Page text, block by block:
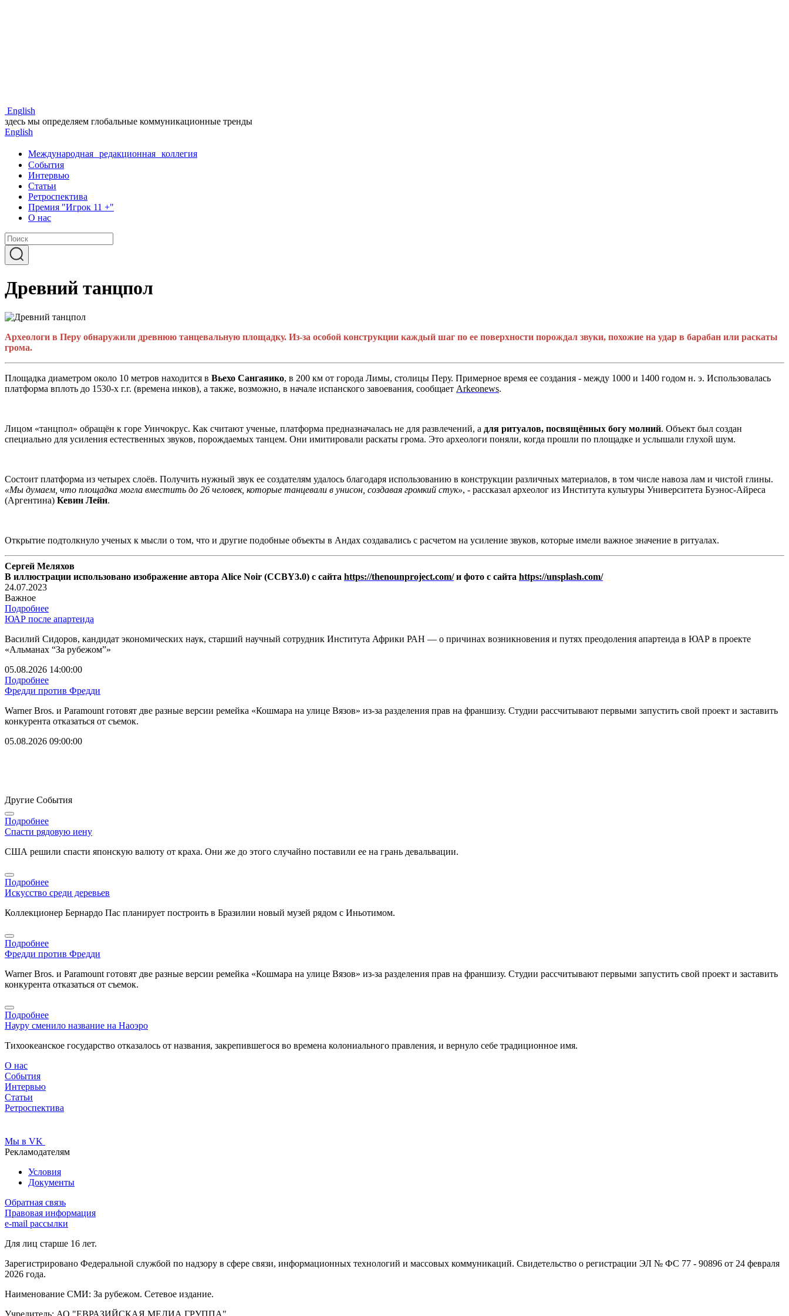
English
здесь мы определяем глобальные коммуникационные тренды
English
Международная редакционная коллегия
События
Интервью
Статьи
Ретроспектива
Премия "Игрок 11 +"
О нас
Древний танцпол
Археологи в Перу обнаружили древнюю танцевальную площадку. Из-за особой конструкции каждый шаг по ее поверхности порождал звуки, похожие на удар в барабан или раскаты
грома.
Площадка диаметром около 10 метров находится в Вьехо Сангаяико, в 200 км от города Лимы, столицы Перу. Примерное время ее создания - между 1000 и 1400 годом н. э. Использовалась
платформа вплоть до 1530-х г.г. (времена инков), а также, возможно, в начале испанского завоевания, сообщает Arkeonews.
Лицом «танцпол» обращён к горе Уинчокрус. Как считают ученые, платформа предназначалась не для развлечений, а для ритуалов, посвящённых богу молний. Объект был создан
специально для усиления естественных звуков, порождаемых танцем. Они имитировали раскаты грома. Это археологи поняли, когда прошли по площадке и услышали глухой шум.
Состоит платформа из четырех слоёв. Получить нужный звук ее создателям удалось благодаря использованию в конструкции различных материалов, в том числе навоза лам и чистой глины.
«Мы думаем, что площадка могла вместить до 26 человек, которые танцевали в унисон, создавая громкий стук», - рассказал археолог из Института культуры Университета Буэнос-Айреса
(Аргентина) Кевин Лейн.
Открытие подтолкнуло ученых к мысли о том, что и другие подобные объекты в Андах создавались с расчетом на усиление звуков, которые имели важное значение в ритуалах.
Сергей Меляхов
В иллюстрации использовано изображение автора Alice Noir (CCBY3.0) с сайта https://thenounproject.com/и фото с сайта https://unsplash.com/
24.07.2023
Важное
Подробнее
ЮАР после апартеида
Василий Сидоров, кандидат экономических наук, старший научный сотрудник Института Африки РАН — о причинах возникновения и путях преодоления апартеида в ЮАР в проекте
«Альманах “За рубежом”»
05.08.2026 14:00:00
Подробнее
Фредди против Фредди
Warner Bros. и Paramount готовят две разные версии ремейка «Кошмара на улице Вязов» из-за разделения прав на франшизу. Студии рассчитывают первыми запустить свой проект и заставить
конкурента отказаться от съемок.
05.08.2026 09:00:00
Другие События
Подробнее
Спасти рядовую иену
США решили спасти японскую валюту от краха. Они же до этого случайно поставили ее на грань девальвации.
Подробнее
Искусство среди деревьев
Коллекционер Бернардо Пас планирует построить в Бразилии новый музей рядом с Иньотимом.
Подробнее
Фредди против Фредди
Warner Bros. и Paramount готовят две разные версии ремейка «Кошмара на улице Вязов» из-за разделения прав на франшизу. Студии рассчитывают первыми запустить свой проект и заставить
конкурента отказаться от съемок.
Подробнее
Науру сменило название на Наоэро
Тихоокеанское государство отказалось от названия, закрепившегося во времена колониального правления, и вернуло себе традиционное имя.
О нас
События
Интервью
Статьи
Ретроспектива
Мы в VK
Рекламодателям
Условия
Документы
Обратная связь
Правовая информация
e-mail рассылки
Для лиц старше 16 лет.
Зарегистрировано Федеральной службой по надзору в сфере связи, информационных технологий и массовых коммуникаций. Свидетельство о регистрации ЭЛ № ФС 77 - 90896 от 24 февраля
2026 года.
Наименование СМИ: За рубежом. Сетевое издание.
Учредитель: АО "ЕВРАЗИЙСКАЯ МЕДИА ГРУППА".